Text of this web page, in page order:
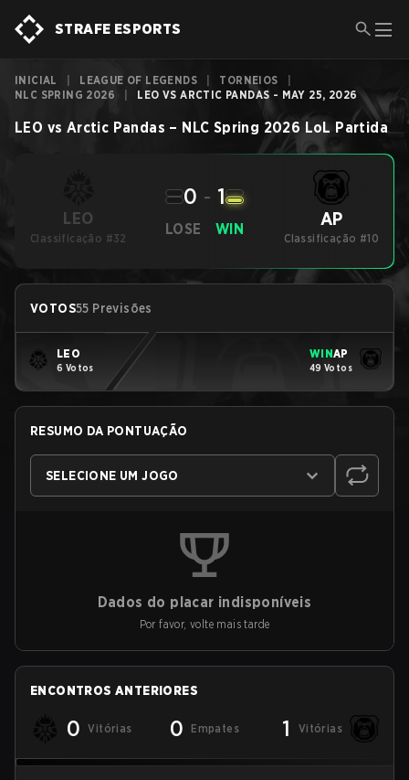
STRAFE ESPORTS
INICIAL LEAGUE OF LEGENDS TORNEIOS
NLC SPRING 2026
LEO VS ARCTIC PANDAS - MAY 25, 2026
LEO vs Arctic Pandas – NLC Spring 2026 LoL Partida
LEO
Classificação #32
LOSE
0 - 1
WIN AP
Classificação #10
VOTOS55 Previsões
LEO
6 Votos
WINAP
49 Votos
RESUMO DA PONTUAÇÃO
SELECIONE UM JOGO
Dados do placar indisponíveis
Por favor, volte mais tarde
ENCONTROS ANTERIORES
0 Vitórias 0 Empates 1 Vitórias